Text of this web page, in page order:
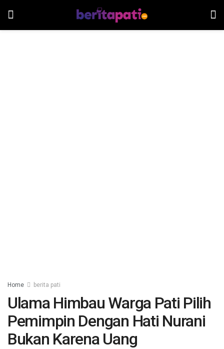
Home berita pati
Ulama Himbau Warga Pati Pilih
Pemimpin Dengan Hati Nurani
Bukan Karena Uang